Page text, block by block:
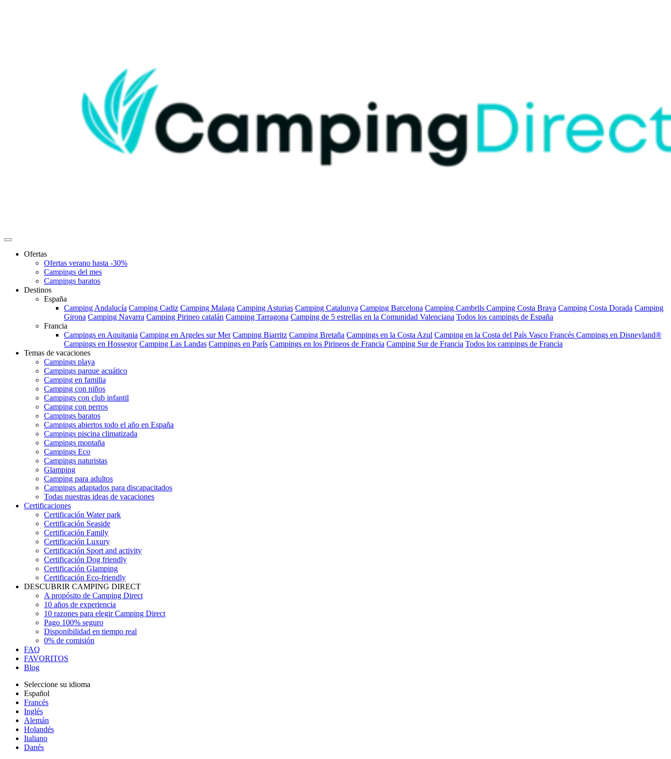
Ofertas
Ofertas verano hasta -30%
Campings del mes
Campings baratos
Destinos
España
Camping Andalucía Camping Cadiz Camping Malaga Camping Asturias Camping Catalunya Camping Barcelona Camping Cambrils Camping Costa Brava Camping Costa Dorada Camping
Girona Camping Navarra Camping Pirineo catalán Camping Tarragona Camping de 5 estrellas en la Comunidad Valenciana Todos los campings de España
Francia
Campings en Aquitania Camping en Argeles sur Mer Camping Biarritz Camping Bretaña Campings en la Costa Azul Camping en la Costa del País Vasco Francés Campings en Disneyland®
Campings en Hossegor Camping Las Landas Campings en París Campings en los Pirineos de Francia Camping Sur de Francia Todos los campings de Francia
Temas de vacaciones
Campings playa
Campings parque acuático
Camping en familia
Camping con niños
Campings con club infantil
Camping con perros
Campings baratos
Campings abiertos todo el año en España
Campings piscina climatizada
Campings montaña
Campings Eco
Campings naturistas
Glamping
Camping para adultos
Campings adaptados para discapacitados
Todas nuestras ideas de vacaciones
Certificaciones
Certificación Water park
Certificación Seaside
Certificación Family
Certificación Luxury
Certificación Sport and activity
Certificación Dog friendly
Certificación Glamping
Certificación Eco-friendly
DESCUBRIR CAMPING DIRECT
A propósito de Camping Direct
10 años de experiencia
10 razones para elegir Camping Direct
Pago 100% seguro
Disponibilidad en tiempo real
0% de comisión
FAQ
FAVORITOS
Blog
Seleccione su idioma
Español
Francés
Inglés
Alemán
Holandés
Italiano
Danés